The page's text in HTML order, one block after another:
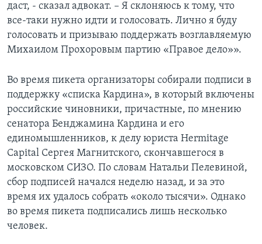
даст, - сказал адвокат. – Я склоняюсь к тому, что
все-таки нужно идти и голосовать. Лично я буду
голосовать и призываю поддержать возглавляемую
Михаилом Прохоровым партию «Правое дело»».
Во время пикета организаторы собирали подписи в
поддержку «списка Кардина», в который включены
российские чиновники, причастные, по мнению
сенатора Бенджамина Кардина и его
единомышленников, к делу юриста Hermitage
Capital Сергея Магнитского, скончавшегося в
московском СИЗО. По словам Натальи Пелевиной,
сбор подписей начался неделю назад, и за это
время их удалось собрать «около тысячи». Однако
во время пикета подписались лишь несколько
человек.